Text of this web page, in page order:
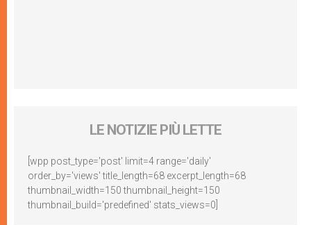
LE NOTIZIE PIÙ LETTE
[wpp post_type='post' limit=4 range='daily'
order_by='views' title_length=68 excerpt_length=68
thumbnail_width=150 thumbnail_height=150
thumbnail_build='predefined' stats_views=0]